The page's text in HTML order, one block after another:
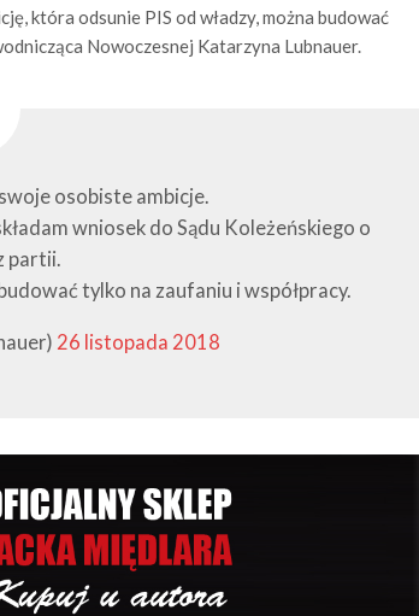
która odsunie PIS od władzy, można budować
Nowoczesnej Katarzyna Lubnauer.
osobiste ambicje.
wniosek do Sądu Koleżeńskiego o
partii.
tylko na zaufaniu i współpracy.
26 listopada 2018